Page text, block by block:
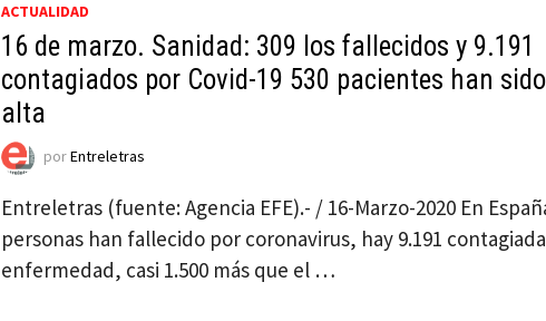
ACTUALIDAD
16 de marzo. Sanidad: 309 los fallecidos y 9.191
contagiados por Covid-19 530 pacientes han
alta
porEntreletras
Entreletras (fuente: Agencia EFE).- / 16-Marzo-2020 En
personas han fallecido por coronavirus, hay 9.191
enfermedad, casi 1.500 más que el …